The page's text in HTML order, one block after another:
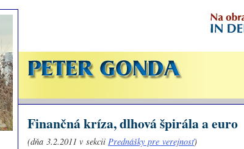
Finančná kríza, dlhová špirála a euro
(dňa 3.2.2011 v sekcii Prednášky pre verejnosť)